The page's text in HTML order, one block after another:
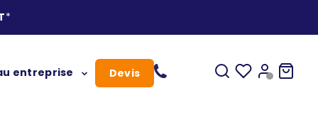
*
entreprise Devis Ouvrir la
Vos favoris
Ouvrir le
Voir le